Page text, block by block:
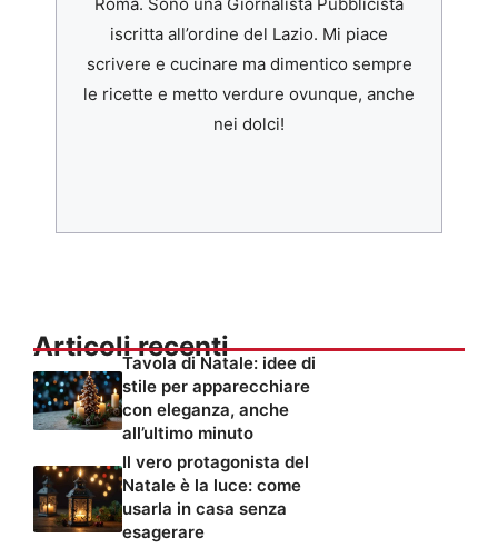
iscritta all’ordine del Lazio. Mi piace
scrivere e cucinare ma dimentico sempre
le ricette e metto verdure ovunque, anche
nei dolci!
Articoli recenti
Tavola di Natale: idee di
stile per apparecchiare
con eleganza, anche
all’ultimo minuto
Il vero protagonista del
Natale è la luce: come
usarla in casa senza
esagerare